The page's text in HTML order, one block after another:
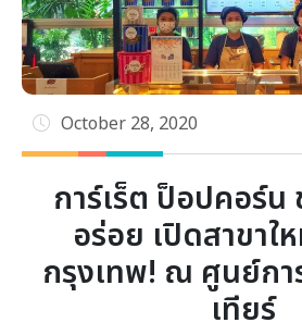
October 28, 2020
การ์เร็ต ป็อปคอร์น
อร่อย เปิดสาขาใ
กรุงเทพ! ณ ศูนย์กา
เทียร์